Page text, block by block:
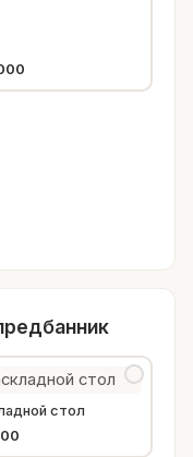
стол